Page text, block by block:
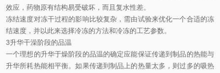
效应，药物原有结构易受破坏，而且复水性差。
冻结速度对冻干过程的影响比较复杂，需由试验来优化一个合适的冻
结速度，并以此来选择冷冻的方法和冷冻的工艺参数。
3升华干澡阶段的品温
一个理想的升华于燥阶段的品温的确定应能保证传递到制品的热能与
升华所耗热能相平衡。如果传递到制品上的热量太多，则过多的吸热